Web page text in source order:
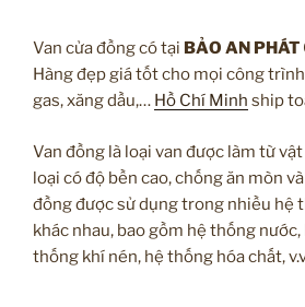
Van cửa đồng có tại BẢO AN PHÁT
Hàng đẹp giá tốt cho mọi công
gas, xăng dầu,… Hồ Chí Minh ship
Van đồng là loại van được làm từ
loại có độ bền cao, chống ăn mòn
đồng được sử dụng trong nhiều hệ
khác nhau, bao gồm hệ thống
thống khí nén, hệ thống hóa chất,